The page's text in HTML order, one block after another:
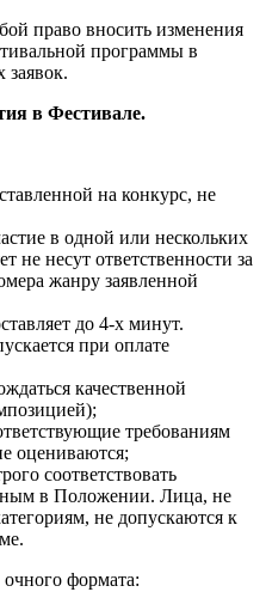
право вносить изменения
программы в
заявок.
в Фестивале.
на конкурс, не
в одной или нескольких
несут ответственности за
жанру заявленной
до 4-х минут.
при оплате
качественной
требованиям
оцениваются;
соответствовать
в Положении. Лица, не
не допускаются к
очного формата: